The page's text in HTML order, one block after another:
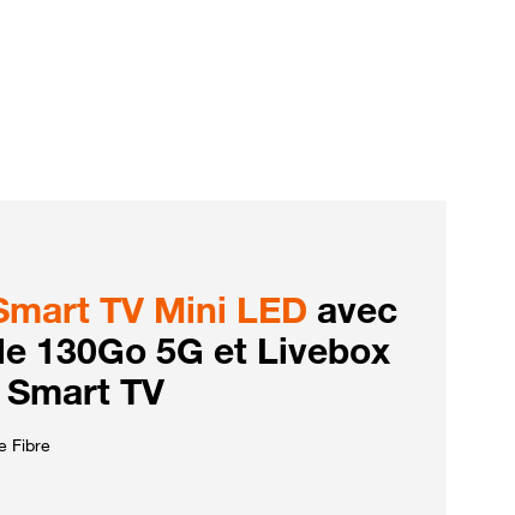
TV Mini LED avec
130Go 5G et Livebox
TV
Fibre